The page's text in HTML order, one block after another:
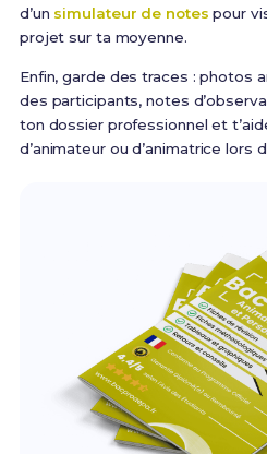
d’un simulateur de notes pour
projet sur ta moyenne.
Enfin, garde des traces : photos
des participants, notes
ton dossier professionnel et
d’animateur ou d’animatrice lors